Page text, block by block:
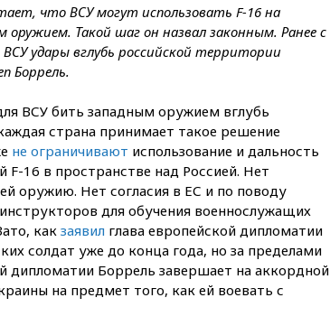
гвардейскую десантно-
легендарной
добропольском направлении
вчера, 21:58 Генпрокуратура
признала нежелательным в
РФ американский Human
Rights Foundation
вчера, 21:35«Аэрофлот»
отменяет часть рейсов в Сочи
и Геленджик
вчера, 21:25Руслан Терновой
выиграл золото чемпионата
Европы в прыжках с 10-
что ВСУ могут использовать F-16 на
Такой шаг он назвал законным. Ранее с
удары вглубь российской территории
Боррель.
ВСУ бить западным оружием вглубь
страна принимает такое решение
не ограничивают использование и дальность
16 в пространстве над Россией. Нет
оружию. Нет согласия в ЕС и по поводу
для обучения военнослужащих
как заявил глава европейской дипломатии
солдат уже до конца года, но за пределами
дипломатии Боррель завершает на аккордной
на предмет того, как ей воевать с